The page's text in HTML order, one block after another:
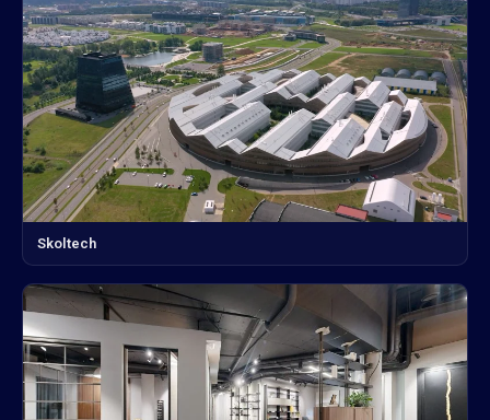
Skoltech